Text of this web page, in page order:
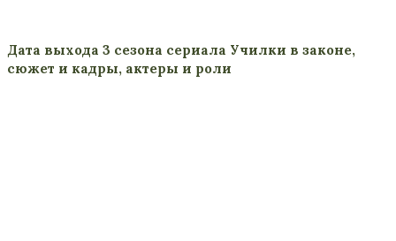
Дата выхода 3 сезона сериала Училки в законе,
сюжет и кадры, актеры и роли